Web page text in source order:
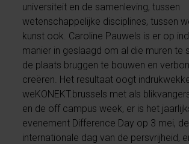
universiteit en de samenleving, tussen
wetenschappelijke disciplines, tussen
kunst ook. Caroline Pauwels is er op
manier in geslaagd om al die muren te
de plaats bruggen te bouwen en
creëren. Het resultaat oogt
weKONEKT.brussels met als
en de off campus week, er is het
evenement Difference Day op 3 mei, de
internationale dag van de persvrijheid,